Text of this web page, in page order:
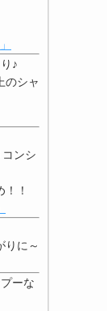
♪
のシャ
ンシ
！
りに～
ーな